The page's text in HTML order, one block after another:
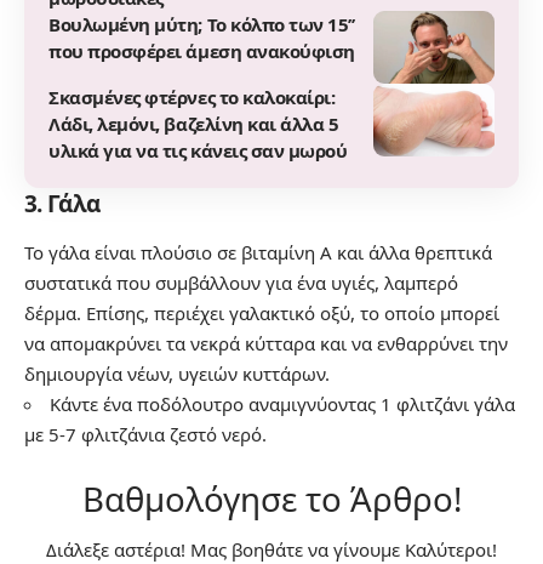
Βουλωμένη μύτη; Το κόλπο των 15’’
που προσφέρει άμεση ανακούφιση
Σκασμένες φτέρνες το καλοκαίρι:
Λάδι, λεμόνι, βαζελίνη και άλλα 5
υλικά για να τις κάνεις σαν μωρού
3. Γάλα
Το γάλα είναι πλούσιο σε βιταμίνη Α και άλλα θρεπτικά
συστατικά που συμβάλλουν για ένα υγιές, λαμπερό
δέρμα. Επίσης, περιέχει γαλακτικό οξύ, το οποίο μπορεί
να απομακρύνει τα νεκρά κύτταρα και να ενθαρρύνει την
δημιουργία νέων, υγειών κυττάρων.
Κάντε ένα ποδόλουτρο αναμιγνύοντας 1 φλιτζάνι γάλα
με 5-7 φλιτζάνια ζεστό νερό.
Βαθμολόγησε το Άρθρο!
Διάλεξε αστέρια! Μας βοηθάτε να γίνουμε Καλύτεροι!